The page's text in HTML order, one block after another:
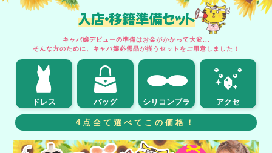
入店・移籍準備セット
キャバ嬢デビューの準備はお金がかかって大変...
そんな方のために、キャバ嬢必需品が揃うセットをご用意しました！
ドレス バッグ シリコンブラ アクセ
4点全て選べてこの価格！